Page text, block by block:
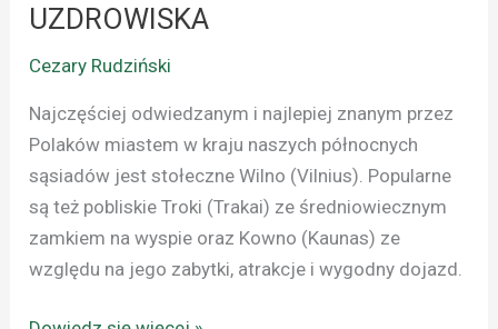
UZDROWISKA
Cezary Rudziński
Najczęściej odwiedzanym i najlepiej znanym przez
Polaków miastem w kraju naszych północnych
sąsiadów jest stołeczne Wilno (Vilnius). Popularne
są też pobliskie Troki (Trakai) ze średniowiecznym
zamkiem na wyspie oraz Kowno (Kaunas) ze
względu na jego zabytki, atrakcje i wygodny dojazd.